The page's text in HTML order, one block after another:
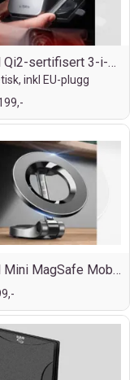
LISEN Qi2-sertifisert 3-i-1 lader
inkl EU-plugg
LISEN Mini MagSafe Mobilholder